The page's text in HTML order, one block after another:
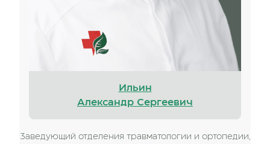
Ильин
Александр Сергеевич
Заведующий отделения травматологии и ортопедии,